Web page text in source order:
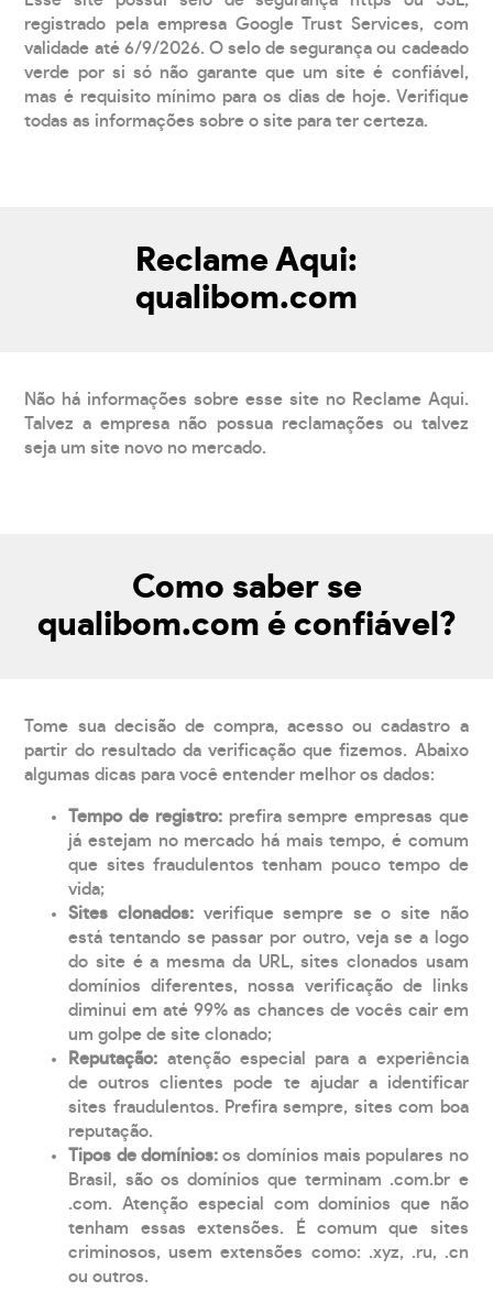
registrado pela empresa Google Trust Services, com
validade até 6/9/2026. O selo de segurança ou cadeado
verde por si só não garante que um site é confiável,
mas é requisito mínimo para os dias de hoje. Verifique
todas as informações sobre o site para ter certeza.
Reclame Aqui:
qualibom.com
Não há informações sobre esse site no Reclame Aqui.
Talvez a empresa não possua reclamações ou talvez
seja um site novo no mercado.
Como saber se
qualibom.com é confiável?
Tome sua decisão de compra, acesso ou cadastro a
partir do resultado da verificação que fizemos. Abaixo
algumas dicas para você entender melhor os dados:
Tempo de registro: prefira sempre empresas que
já estejam no mercado há mais tempo, é comum
que sites fraudulentos tenham pouco tempo de
vida;
Sites clonados: verifique sempre se o site não
está tentando se passar por outro, veja se a logo
do site é a mesma da URL, sites clonados usam
domínios diferentes, nossa verificação de links
diminui em até 99% as chances de vocês cair em
um golpe de site clonado;
Reputação: atenção especial para a experiência
de outros clientes pode te ajudar a identificar
sites fraudulentos. Prefira sempre, sites com boa
reputação.
Tipos de domínios:os domínios mais populares no
Brasil, são os domínios que terminam .com.br e
.com. Atenção especial com domínios que não
tenham essas extensões. É comum que sites
criminosos, usem extensões como: .xyz, .ru, .cn
ou outros.